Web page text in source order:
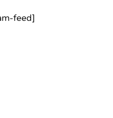
feed]